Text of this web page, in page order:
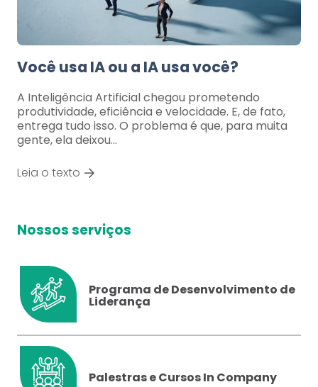
Você usa IA ou a IA usa você?
A Inteligência Artificial chegou prometendo
produtividade, eficiência e velocidade. E, de fato,
entrega tudo isso. O problema é que, para muita
gente, ela deixou…
Leia o texto
Nossos serviços
Programa de Desenvolvimento de
Liderança
Palestras e Cursos In Company